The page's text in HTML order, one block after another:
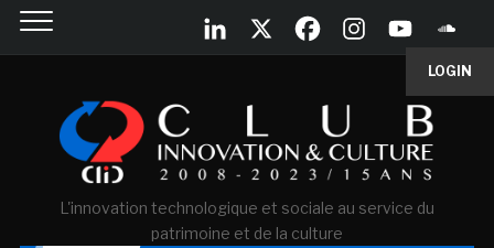
LOGIN
L'innovation technologique et sociale au service du
patrimoine et de la culture